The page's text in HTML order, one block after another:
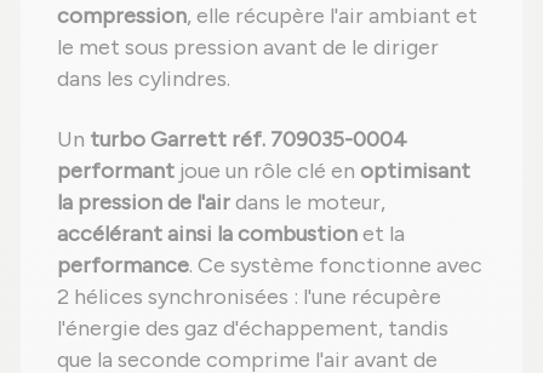
compression, elle récupère l'air ambiant et
le met sous pression avant de le diriger
dans les cylindres.
Un turbo Garrett réf. 709035-0004
performant joue un rôle clé en optimisant
la pression de l'airdans le moteur,
accélérant ainsi la combustionet la
performance. Ce système fonctionne avec
2 hélices synchronisées : l'une récupère
l'énergie des gaz d'échappement, tandis
que la seconde comprime l'air avant de